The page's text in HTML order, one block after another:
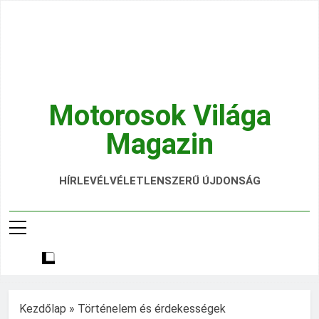
Motorosok Világa
Magazin
Hírek, Tesztek, Élmények Egy Helyen!
HÍRLEVÉLVÉLETLENSZERŰ ÚJDONSÁG
Kezdőlap » Történelem és érdekességek